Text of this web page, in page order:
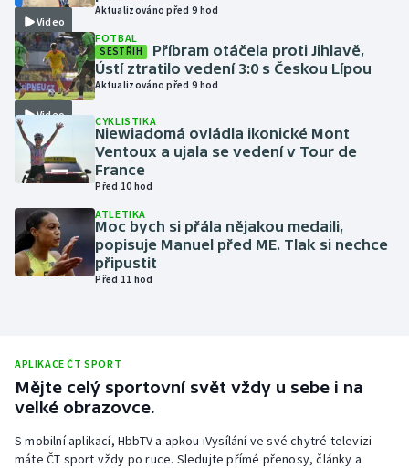
Lezení
Lyže a snowboard
Moderní pětiboj
Motorsport
Olympijské hry
Parasport
Plavání
Ragby
Rychlobruslení
Rychlostní kanoistika
Video
Aktualizováno před 9 hod
Video
FOTBAL
SESTŘIH
Příbram otáčela proti Jihlavě,
Ústí ztratilo vedení 3:0 s Českou Lípou
Aktualizováno před 9 hod
CYKLISTIKA
Niewiadomá ovládla ikonické Mont
Ventoux a ujala se vedení v Tour de
France
Před 10 hod
ATLETIKA
Moc bych si přála nějakou medaili,
popisuje Manuel před ME. Tlak si nechce
připustit
Před 11 hod
APLIKACE ČT SPORT
Mějte celý sportovní svět vždy u sebe i na
velké obrazovce.
S mobilní aplikací, HbbTV a apkou iVysílání ve své chytré televizi
máte ČT sport vždy po ruce. Sledujte přímé přenosy, články a